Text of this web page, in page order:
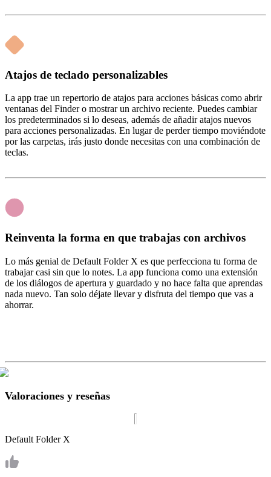
Atajos de teclado personalizables
La app trae un repertorio de atajos para acciones básicas como abrir
ventanas del Finder o mostrar un archivo reciente. Puedes cambiar
los predeterminados si lo deseas, además de añadir atajos nuevos
para acciones personalizadas. En lugar de perder tiempo moviéndote
por las carpetas, irás justo donde necesitas con una combinación de
teclas.
Reinventa la forma en que trabajas con archivos
Lo más genial de Default Folder X es que perfecciona tu forma de
trabajar casi sin que lo notes. La app funciona como una extensión
de los diálogos de apertura y guardado y no hace falta que aprendas
nada nuevo. Tan solo déjate llevar y disfruta del tiempo que vas a
ahorrar.
Valoraciones y reseñas
Default Folder X